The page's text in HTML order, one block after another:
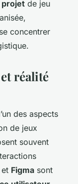
projet de jeu
concentrer
réalité
des aspects
de jeux
souvent
et Figma sont